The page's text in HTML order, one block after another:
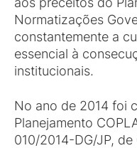
Normatizações
constantemente a
essencial à
institucionais.
No ano de 2014 foi
Planejamento
010/2014-DG/JP,